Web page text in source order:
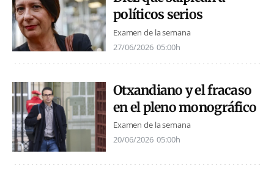
políticos serios
Examen de la semana
27/06/2026 05:00h
Otxandiano y el fracaso
en el pleno monográfico
Examen de la semana
20/06/2026 05:00h